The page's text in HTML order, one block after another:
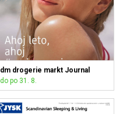
dm drogerie markt Journal
do po 31. 8.